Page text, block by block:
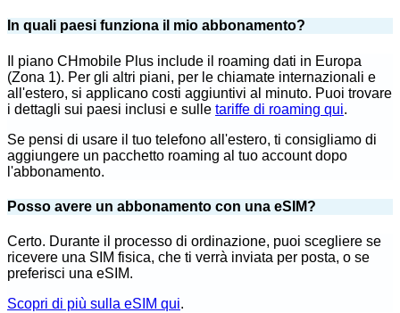
In quali paesi funziona il mio abbonamento?
Il piano CHmobile Plus include il roaming dati in Europa
(Zona 1). Per gli altri piani, per le chiamate internazionali e
all'estero, si applicano costi aggiuntivi al minuto. Puoi trovare
i dettagli sui paesi inclusi e sulle tariffe di roaming qui.
Se pensi di usare il tuo telefono all'estero, ti consigliamo di
aggiungere un pacchetto roaming al tuo accountdopo
l'abbonamento.
Posso avere un abbonamento con una eSIM?
Certo. Durante il processo di ordinazione, puoi scegliere se
ricevere una SIM fisica, che ti verrà inviata per posta, o se
preferisci una eSIM.
Scopri di più sulla eSIM qui.